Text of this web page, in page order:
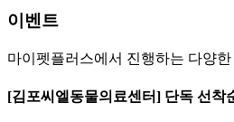
이벤트
마이펫플러스에서 진행하는 다양
[김포씨엘동물의료센터] 단독 선착